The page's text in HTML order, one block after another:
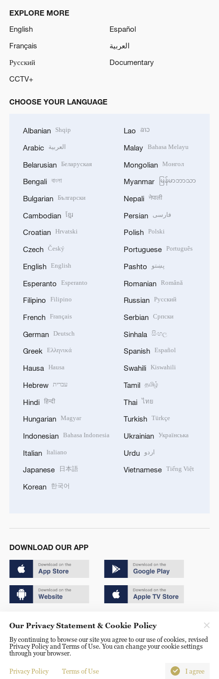
EXPLORE MORE
English
Español
Français
العربية
Русский
Documentary
CCTV+
CHOOSE YOUR LANGUAGE
Albanian Shqip
Arabic العربية
Belarusian Беларуская
Bengali বাংলা
Bulgarian Български
Cambodian ខ្មែរ
Croatian Hrvatski
Czech Český
English English
Esperanto Esperanto
Filipino Filipino
French Français
German Deutsch
Greek Ελληνικά
Hausa Hausa
Hebrew עברית
Hindi हिन्दी
Hungarian Magyar
Indonesian Bahasa Indonesia
Italian Italiano
Japanese 日本語
Korean 한국어
Lao ລາວ
Malay Bahasa Melayu
Mongolian Монгол
Myanmar မြန်မာဘာသာ
Nepali नेपाली
Persian فارسی
Polish Polski
Portuguese Português
Pashto پښتو
Romanian Română
Russian Русский
Serbian Српски
Sinhala සිංහල
Spanish Español
Swahili Kiswahili
Tamil தமிழ்
Thai ไทย
Turkish Türkçe
Ukrainian Українська
Urdu اردو
Vietnamese Tiếng Việt
DOWNLOAD OUR APP
京ICP备20000184号
京公网安备 11010502050052号
Disinformation report hotline: 010-85061466
Our Privacy Statement & Cookie Policy
By continuing to browse our site you agree to our use of cookies, revised
Privacy Policy and Terms of Use. You can change your cookie settings
through your browser.
Privacy Policy Terms of Use I agree